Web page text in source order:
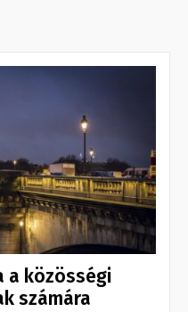
a közösségi
számára